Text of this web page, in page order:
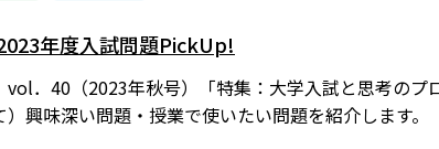
年度入試問題PickUp!
．40（2023年秋号）「特集：大学入試と思考の
興味深い問題・授業で使いたい問題を紹介します。